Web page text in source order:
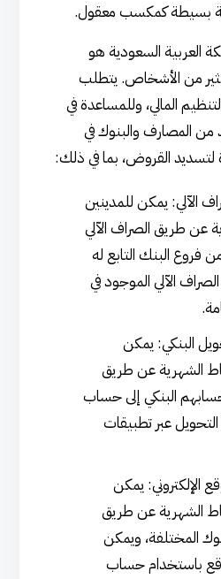
بسيطة كمكسب معقول.
العربية السعودية هو
من الأشخاص. يتطلب
المالي، وللمساعدة في
من المصارف والبنوك في
لتسديد القروض، بما في ذلك:
الآلي: يمكن للمدينين
عن طريق الصراف الآلي
فروع البنك التابع له
الآلي الموجود في
البنكي: يمكن
الشهرية عن طريق
البنكي إلى حساب
عبر تطبيقات
الإلكتروني: يمكن
الشهرية عن طريق
المختلفة، ويمكن
باستخدام حساب